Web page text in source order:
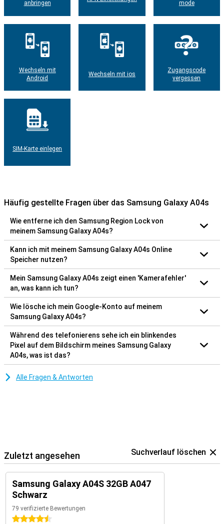
anbringen
mode
Wechseln mit
Android
Wechseln mit ios
Zugangscode
vergessen
SIM-Karte einlegen
Häufig gestellte Fragen über das Samsung Galaxy A04s
Wie entferne ich den Samsung Region Lock von
meinem Samsung Galaxy A04s?
Kann ich mit meinem Samsung Galaxy A04s Online
Speicher nutzen?
Mein Samsung Galaxy A04s zeigt einen 'Kamerafehler'
an, was kann ich tun?
Wie lösche ich mein Google-Konto auf meinem
Samsung Galaxy A04s?
Während des telefonierens sehe ich ein blinkendes
Pixel auf dem Bildschirm meines Samsung Galaxy
A04s, was ist das?
Alle Fragen & Antworten
Zuletzt angesehen Suchverlauf löschen
Samsung Galaxy A04S 32GB A047
Schwarz
79 verifizierte Bewertungen
4.5 Sterne